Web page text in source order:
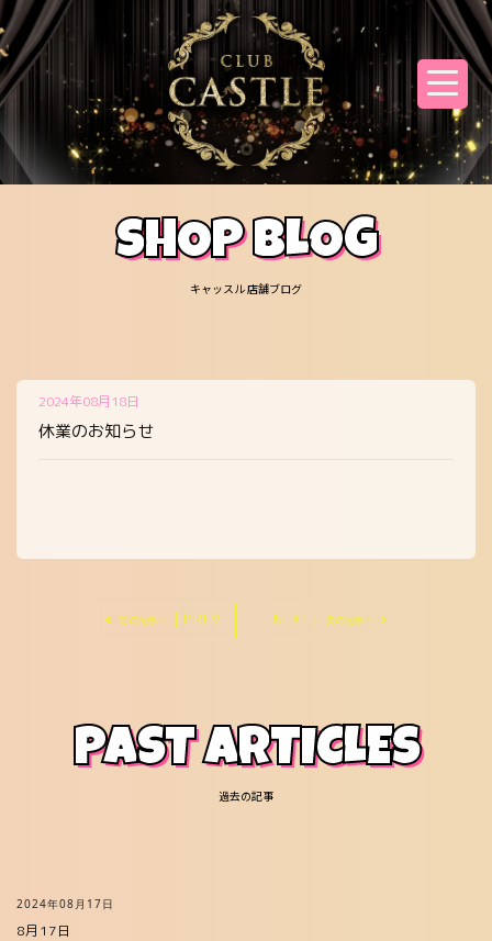
SHOP BLOG
キャッスル 店舗ブログ
休業のお知らせ
2024年08月18日
前の記事へ | PREV NEXT | 次の記事へ
PAST ARTICLES
過去の記事
8月17日
2024年08月17日